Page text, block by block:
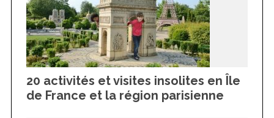
20 activités et visites insolites en Île
de France et la région parisienne